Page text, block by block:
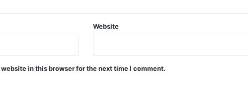
Website
in this browser for the next time I comment.